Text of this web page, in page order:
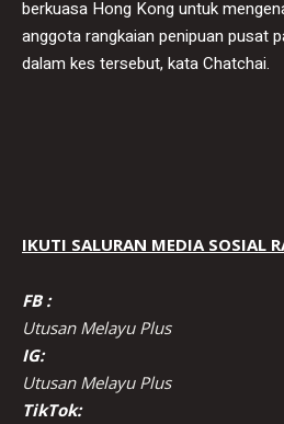
berkuasa Hong Kong untuk
anggota rangkaian penipuan pusat
dalam kes tersebut, kata Chatchai.
IKUTI SALURAN MEDIA SOSIAL
FB :
Utusan Melayu Plus
IG:
Utusan Melayu Plus
TikTok: